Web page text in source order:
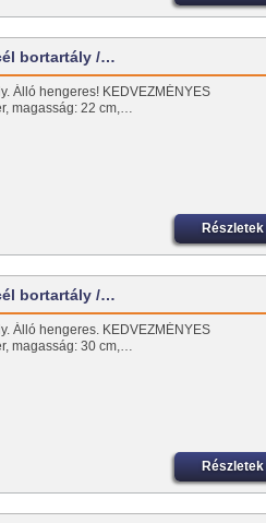
bortartály /…
Álló hengeres! KEDVEZMÉNYES
magasság: 22 cm,…
Részletek
bortartály /…
Álló hengeres. KEDVEZMÉNYES
magasság: 30 cm,…
Részletek